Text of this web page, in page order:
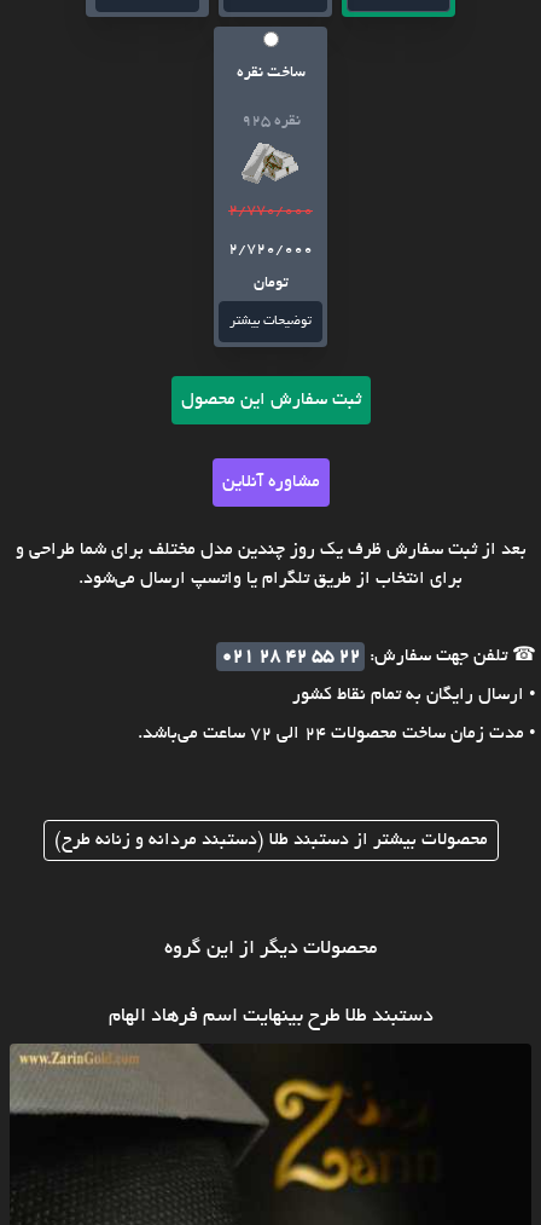
ساخت نقره
نقره 925
2/770/000
2/720/000
تومان
توضیحات بیشتر
ثبت سفارش این محصول
مشاوره آنلاین
بعد از ثبت سفارش ظرف یک روز چندین مدل مختلف برای شما طراحی و
برای انتخاب از طریق تلگرام یا واتسپ ارسال می‌شود.
☎ تلفن جهت سفارش:
021 28 42 55 22
• ارسال رایگان به تمام نقاط کشور
• مدت زمان ساخت محصولات 24 الی 72 ساعت می‌باشد.
محصولات بیشتر از دستبند طلا (دستبند مردانه و زنانه طرح)
محصولات دیگر از این گروه
دستبند طلا طرح بینهایت اسم فرهاد الهام